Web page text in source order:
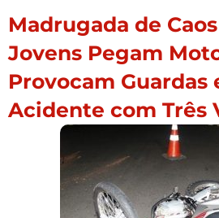
Madrugada de
Jovens Pegam
Provocam Guardas
Acidente com Três